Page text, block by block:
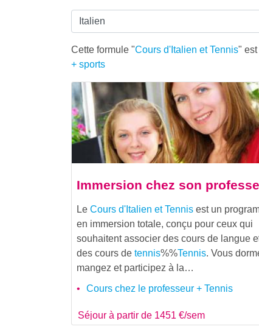
Cette formule "Cours d'Italien et Tennis"
+ sports
Immersion chez son
Le Cours d'Italien et Tennis est un
en immersion totale, conçu pour ceux qui
souhaitent associer des cours de langue
des cours de tennis%%Tennis. Vous
mangez et participez à la…
Cours chez le professeur + Tennis
Séjour à partir de 1451 €/sem